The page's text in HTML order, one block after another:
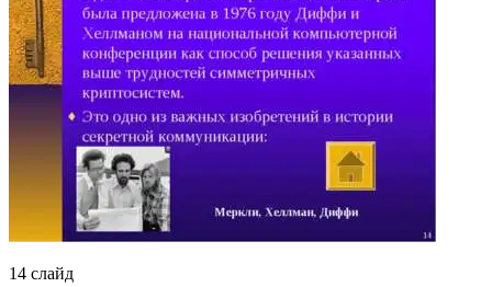
14 слайд